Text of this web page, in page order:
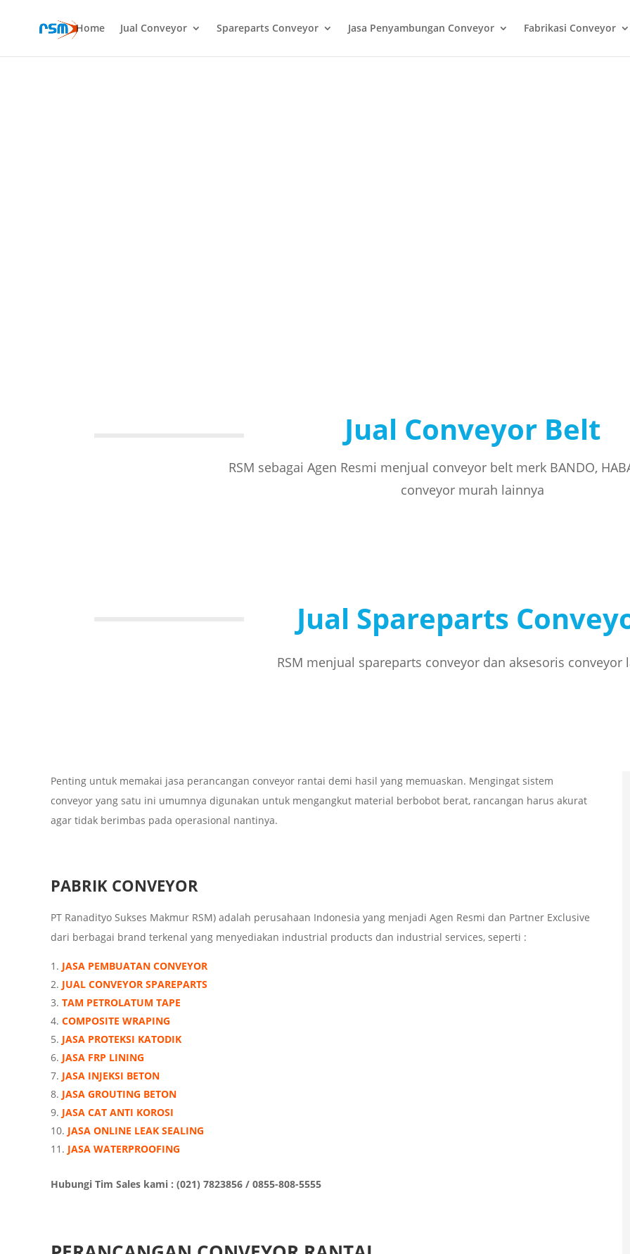
Home Jual Conveyor Spareparts Conveyor Jasa Penyambungan Conveyor Fabrikasi Conveyor
Jual Conveyor Belt
RSM sebagai Agen Resmi menjual conveyor belt merk BANDO,
conveyor murah lainnya
Jual Spareparts
RSM menjual spareparts conveyor dan aksesoris conveyor
Penting untuk memakai jasa perancangan conveyor rantai demi hasil yang memuaskan. Mengingat sistem
conveyor yang satu ini umumnya digunakan untuk mengangkut material berbobot berat, rancangan harus akurat
agar tidak berimbas pada operasional nantinya.
PABRIK CONVEYOR
PT Ranadityo Sukses Makmur RSM) adalah perusahaan Indonesia yang menjadi Agen Resmi dan Partner Exclusive
dari berbagai brand terkenal yang menyediakan industrial products dan industrial services, seperti :
JASA PEMBUATAN CONVEYOR
JUAL CONVEYOR SPAREPARTS
TAM PETROLATUM TAPE
COMPOSITE WRAPING
JASA PROTEKSI KATODIK
JASA FRP LINING
JASA INJEKSI BETON
JASA GROUTING BETON
JASA CAT ANTI KOROSI
JASA ONLINE LEAK SEALING
JASA WATERPROOFING
Hubungi Tim Sales kami : (021) 7823856 / 0855-808-5555